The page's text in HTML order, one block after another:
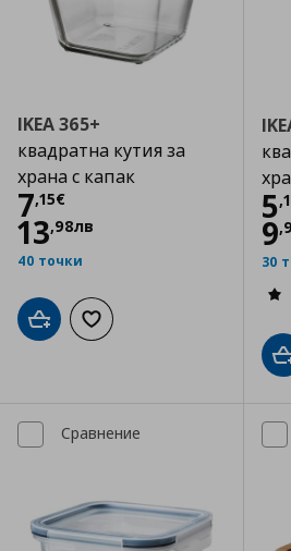
IKEA 365+
квадратна кутия за
храна с капак
7,15€
Цена
13,98лв
40 точки
Добави в кошницата
Добави към списъка с
5,
9,
30
Сравнение